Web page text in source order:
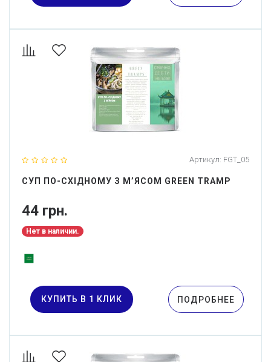
Артикул: FGT_05
СУП ПО-СХІДНОМУ З М’ЯСОМ GREEN TRAMP
44 грн.
Нет в наличии.
КУПИТЬ В 1 КЛИК ПОДРОБНЕЕ